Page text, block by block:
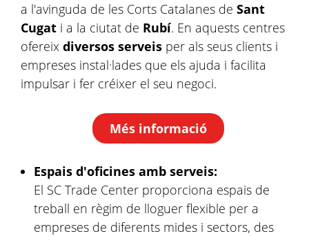
a l'avinguda de les Corts Catalanes de Sant
Cugat i a la ciutat de Rubí. En aquests centres
ofereix diversos serveis per als seus clients i
empreses instal·lades que els ajuda i facilita
impulsar i fer créixer el seu negoci.
Més informació
Espais d'oficines amb serveis:
El SC Trade Center proporciona espais de
treball en règim de lloguer flexible per a
empreses de diferents mides i sectors, des